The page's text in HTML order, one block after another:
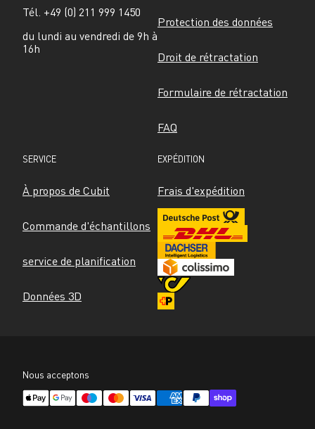
Tél. +49 (0) 211 999 1450
du lundi au vendredi de 9h à
16h
Protection des données
Droit de rétractation
Formulaire de rétractation
FAQ
SERVICE
À propos de Cubit
Commande d'échantillons
service de planification
Données 3D
EXPÉDITION
Frais d'expédition
Nous acceptons